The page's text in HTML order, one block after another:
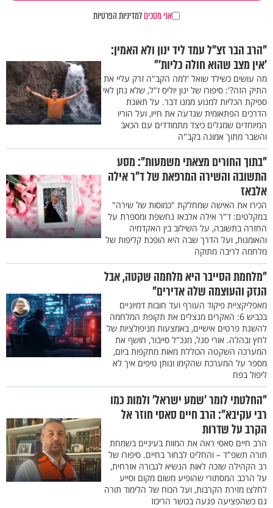
אני מסכיםלמדיניות הפרטיות
"הרב הבר זצ"ל עמד ליד ינון ולא האמין:
'אין מצב שהוא חולה כליות'"
מה עושים כשילד שואל 'למה הקב"ה זרק עליי את
התיק הזה?': סיפורו של ינון יוליס ז"ל, שלא נתן לאי
ספיקת הכליות למנוע ממנו דבר. על תאונת
הדרכים הפתאומית שגדעה את חייו, ועל הוריו
המיוחדים שמגלים כיצד מתמודדים עם הכאב
והשבר מתוך אמונה בקב"ה
"בתוך החורים מצאתי משמעות": מסע
התשובה והשירה המרפאת של ד"ר אילה
אלבאז
הכירו את האישה שמחלקת "כמוסות של שירה"
במקלטים: ד"ר אילה אלבאז נחשפת ומספרת על
החזרה בתשובה, על השילוב בין האקדמיה
והאומנות, ועל הדרך שבה היא הופכת קליפות של
מלחמה לריבה מתוקה
"מלחמת הסייבר היא מלחמה שקטה, אבל
הנזק והעוצמה שלה אדירים"
מאפליקציית פיקוד העורף ועד חובות דמיוניים
בכביש 6: האקרים מנצלים את תקופת המלחמה
להשגת פרטים אישיים, באמצעות מניפולציות של
לחץ ובהלה. אורי סגל, מנכ"ל סייבור, חושף את
המערכה השקטה הכוללת מאות מתקפות ביום,
מספר על המערכת שהקימו ונותן טיפים איך לא
ליפול בפח
"החלטתי לומר 'שמע ישראל' ולמות כמו
רבי עקיבא": הרב חיים סאסי חוזר אל
הקרב על שדרות
הרב חיים סאסי ראה את המוות בעיניים בשמחת
תורה תשפ"ד – והחליט לבחור בחיים. סיפורו של
רב הקהילה שזכה לאות הנשיא לגבורה אזרחית,
על הרכב המסתורי שהופיע משום מקום וסייע
לחלצו מזירת הקרבות, ועל הכוח של הלימוד תורה
גם כשהפציעה פגעה בכושר הריכוז